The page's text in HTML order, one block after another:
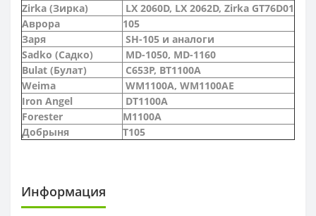
Zirka (Зирка)
LX 2060D, LX 2062D, Zirka GT76D01
Аврора
105
Заря
SH-105 и аналоги
Sadko (Садко)
MD-1050, MD-1160
Bulat (Булат)
C653P, BT1100A
Weima
WM1100A, WM1100AE
Iron Angel
DT1100A
Forester
M1100A
Добрыня
T105
Информация